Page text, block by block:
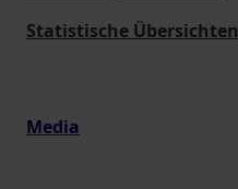
Statistische Übersichten
Media